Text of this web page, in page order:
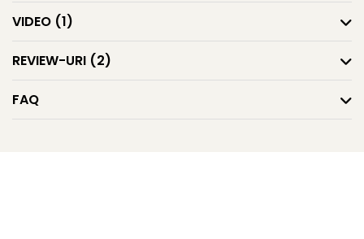
VIDEO (1)
REVIEW-URI (2)
FAQ